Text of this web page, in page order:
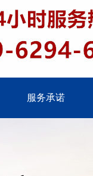
服务承诺